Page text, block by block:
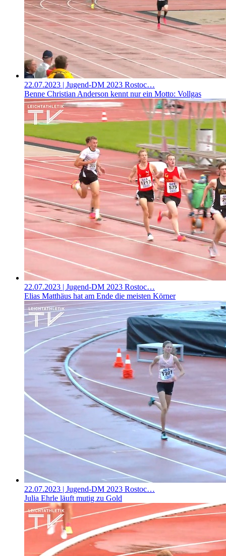
22.07.2023 | Jugend-DM 2023 Rostoc…
Benne Christian Anderson kennt nur ein Motto: Vollgas
22.07.2023 | Jugend-DM 2023 Rostoc…
Elias Matthäus hat am Ende die meisten Körner
22.07.2023 | Jugend-DM 2023 Rostoc…
Julia Ehrle läuft mutig zu Gold